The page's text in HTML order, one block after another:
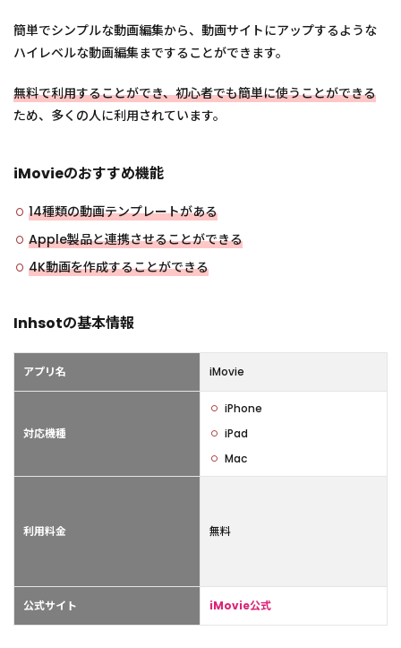
簡単でシンプルな動画編集から、動画サイトにアップするような
ハイレベルな動画編集まですることができます。
無料で利用することができ、初心者でも簡単に使うことができる
ため、多くの人に利用されています。
iMovieのおすすめ機能
14種類の動画テンプレートがある
Apple製品と連携させることができる
4K動画を作成することができる
Inhsotの基本情報
アプリ名 iMovie
対応機種
iPhone
iPad
Mac
利用料金 無料
公式サイト iMovie公式